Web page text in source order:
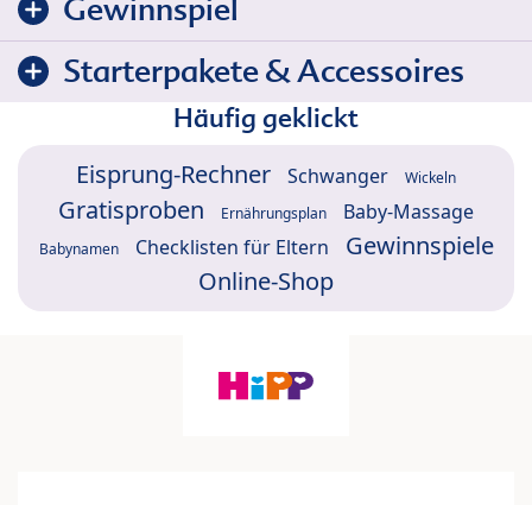
Gewinnspiel
Starterpakete & Accessoires
Häufig geklickt
Eisprung-Rechner Schwanger Wickeln
Gratisproben Ernährungsplan Baby-Massage
Babynamen Checklisten für Eltern
Gewinnspiele
Online-Shop